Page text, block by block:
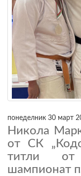
понеделник 30 март
Никола
от СК
титли от
шампионат